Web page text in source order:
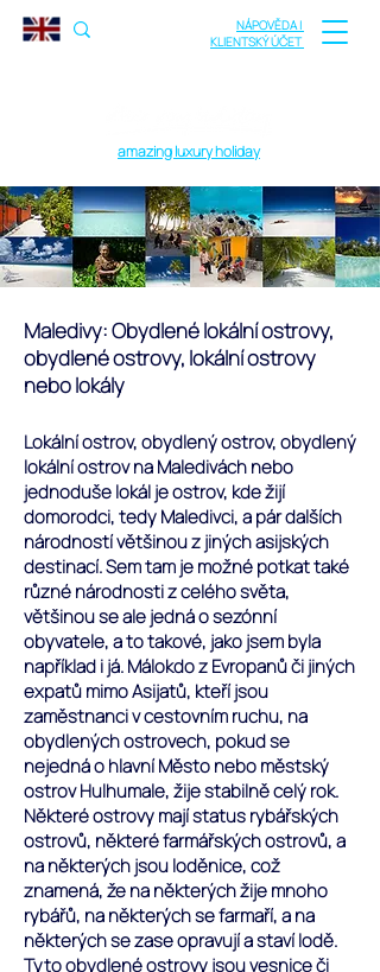
NÁPOVĚDA |
KLIENTSKÝ ÚČET
amazing luxury holiday
Maledivy: Obydlené lokální ostrovy,
obydlené ostrovy, lokální ostrovy
nebo lokály
Lokální ostrov, obydlený ostrov, obydlený
lokální ostrov na Maledivách nebo
jednoduše lokál je ostrov, kde žijí
domorodci, tedy Maledivci, a pár dalších
národností většinou z jiných asijských
destinací. Sem tam je možné potkat také
různé národnosti z celého světa,
většinou se ale jedná o sezónní
obyvatele, a to takové, jako jsem byla
například i já. Málokdo z Evropanů či jiných
expatů mimo Asijatů, kteří jsou
zaměstnanci v cestovním ruchu, na
obydlených ostrovech, pokud se
nejedná o hlavní Město nebo městský
ostrov Hulhumale, žije stabilně celý rok.
Některé ostrovy mají status rybářských
ostrovů, některé farmářských ostrovů, a
na některých jsou loděnice, což
znamená, že na některých žije mnoho
rybářů, na některých se farmaří, a na
některých se zase opravují a staví lodě.
Tyto obydlené ostrovy jsou vesnice či